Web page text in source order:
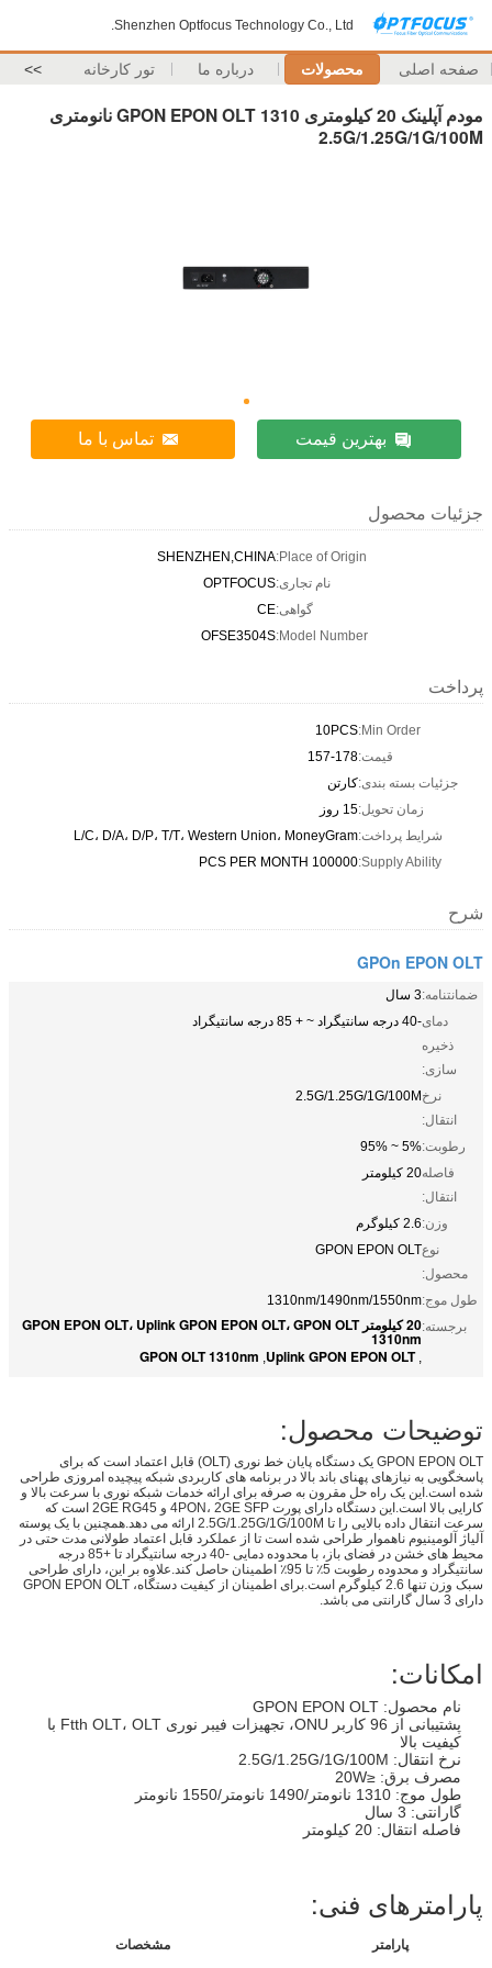
Shenzhen Optfocus Technology Co., Ltd.
صفحه اصلی محصولات درباره ما تور کارخانه >>
مودم آپلینک 20 کیلومتری GPON EPON OLT 1310 نانومتری
2.5G/1.25G/1G/100M
بهترین قیمت تماس با ما
جزئیات محصول
Place of Origin:
SHENZHEN,CHINA
نام تجاری:OPTFOCUS
گواهی:CE
Model Number:
OFSE3504S
پرداخت
Min Order:
10PCS
قیمت:157-178
جزئیات بسته بندی:کارتن
زمان تحویل:15 روز
شرایط پرداخت:L/C، D/A، D/P، T/T، Western Union، MoneyGram
Supply Ability:
100000 PCS PER MONTH
شرح
GPOn EPON OLT
ضمانتنامه:3 سال
دمای
ذخیره
سازی:
-40 درجه سانتیگراد ~ + 85 درجه سانتیگراد
نرخ
انتقال:
2.5G/1.25G/1G/100M
رطوبت:5% ~ 95%
فاصله
انتقال:
20 کیلومتر
وزن:2.6 کیلوگرم
نوع
محصول:
GPON EPON OLT
طول موج:1310nm/1490nm/1550nm
برجسته:
20 کیلومتر GPON EPON OLT، Uplink GPON EPON OLT، GPON OLT
1310nm
,
Uplink GPON EPON OLT
,
GPON OLT 1310nm
توضیحات محصول:
GPON EPON OLT یک دستگاه پایان خط نوری (OLT) قابل اعتماد است که برای
پاسخگویی به نیازهای پهنای باند بالا در برنامه های کاربردی شبکه پیچیده امروزی طراحی
شده است.این یک راه حل مقرون به صرفه برای ارائه خدمات شبکه نوری با سرعت بالا و
کارایی بالا است.این دستگاه دارای پورت 4PON، 2GE SFP و 2GE RG45 است که
سرعت انتقال داده بالایی را تا 2.5G/1.25G/1G/100M ارائه می دهد.همچنین با یک پوسته
آلیاژ آلومینیوم ناهموار طراحی شده است تا از عملکرد قابل اعتماد طولانی مدت حتی در
محیط های خشن در فضای باز، با محدوده دمایی -40 درجه سانتیگراد تا +85 درجه
سانتیگراد و محدوده رطوبت 5٪ تا 95٪ اطمینان حاصل کند.علاوه بر این، دارای طراحی
سبک وزن تنها 2.6 کیلوگرم است.برای اطمینان از کیفیت دستگاه، GPON EPON OLT
دارای 3 سال گارانتی می باشد.
امکانات:
نام محصول: GPON EPON OLT
پشتیبانی از 96 کاربر ONU، تجهیزات فیبر نوری Ftth OLT، OLT با
کیفیت بالا
نرخ انتقال: 2.5G/1.25G/1G/100M
مصرف برق: ≤20W
طول موج: 1310 نانومتر/1490 نانومتر/1550 نانومتر
گارانتی: 3 سال
فاصله انتقال: 20 کیلومتر
پارامترهای فنی:
پارامتر مشخصات